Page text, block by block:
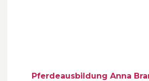
Pferdeausbildung Anna